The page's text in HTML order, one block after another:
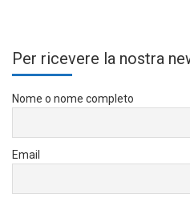
Per ricevere la nostra
Nome o nome completo
Email